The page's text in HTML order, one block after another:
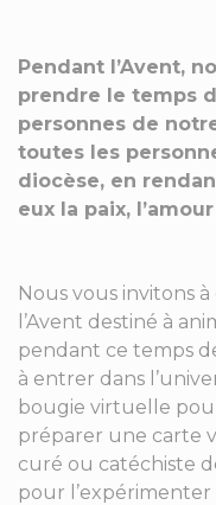
Pendant l’Avent,
prendre le temps
personnes de
toutes les
diocèse, en
eux la paix,
Nous vous invitons
l’Avent destiné à
pendant ce temps
à entrer dans
bougie virtuelle
préparer une carte
curé ou catéchiste
pour l’expérimenter